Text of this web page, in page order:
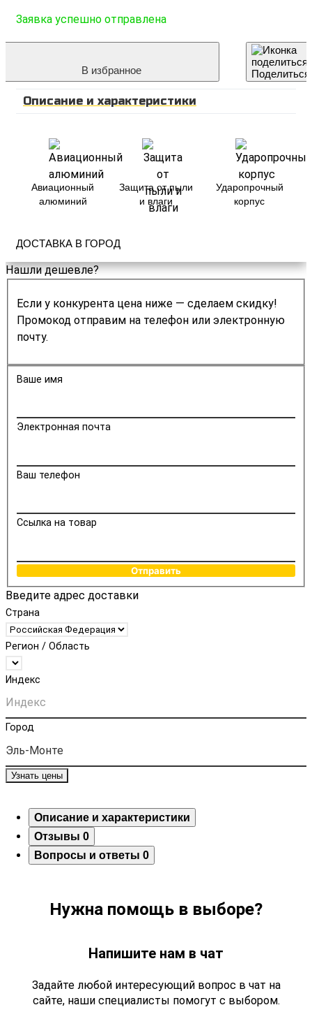
Заявка успешно отправлена
В избранное Поделиться
Описание и характеристики
Авиационный
алюминий
Защита от пыли
и влаги
Ударопрочный
корпус
ДОСТАВКА В ГОРОД
Нашли дешевле?
Если у конкурента цена ниже — сделаем скидку!
Промокод отправим на телефон или электронную
почту.
Ваше имя
Электронная почта
Ваш телефон
Ссылка на товар
Отправить
Введите адрес доставки
Страна
Регион / Область
Индекс
Город
Узнать цены
Описание и характеристики
Отзывы 0
Вопросы и ответы 0
Нужна помощь в выборе?
Напишите нам в чат
Задайте любой интересующий вопрос в чат на
сайте, наши специалисты помогут с выбором.